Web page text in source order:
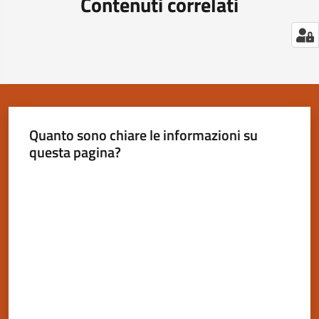
Quanto sono chiare le informazioni su
questa pagina?